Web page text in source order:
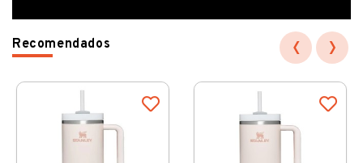
Recomendados ‹ ›